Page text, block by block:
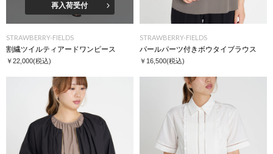
再入荷受付
STRAWBERRY-FIELDS
割繊ツイルティアードワンピース
￥22,000(税込)
STRAWBERRY-FIELDS
パールパーツ付きボウタイブラウス
￥16,500(税込)